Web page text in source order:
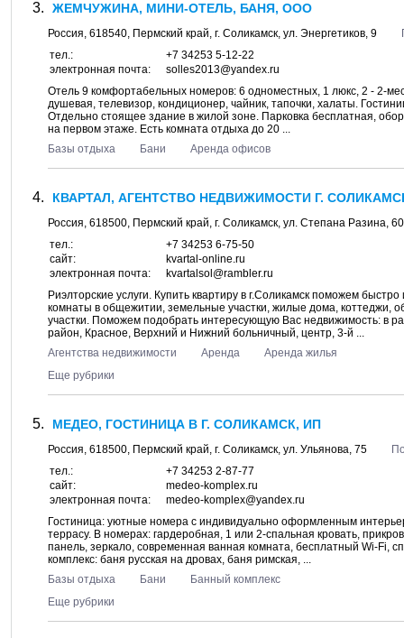
ЖЕМЧУЖИНА, МИНИ-ОТЕЛЬ, БАНЯ, ООО
Россия, 618540, Пермский край, г. Соликамск, ул. Энергетиков, 9
тел.:
+7 34253 5-12-22
электронная почта:
solles2013@yandex.ru
Отель 9 комфортабельных номеров: 6 одноместных, 1 люкс, 2 - 2-
душевая, телевизор, кондиционер, чайник, тапочки, халаты.
Отдельно стоящее здание в жилой зоне. Парковка бесплатная,
на первом этаже. Есть комната отдыха до 20 ...
Базы отдыха
Бани Аренда офисов
КВАРТАЛ, АГЕНТСТВО НЕДВИЖИМОСТИ Г.
Россия, 618500, Пермский край, г. Соликамск, ул. Степана Разина, 60
тел.:
+7 34253 6-75-50
сайт:
kvartal-online.ru
электронная почта:
kvartalsol@rambler.ru
Риэлторские услуги. Купить квартиру в г.Соликамск поможем
комнаты в общежитии, земельные участки, жилые дома, коттеджи,
участки. Поможем подобрать интересующую Вас недвижимость: в
район, Красное, Верхний и Нижний больничный, центр, 3-й ...
Агентства недвижимости
Аренда
Аренда жилья
Еще рубрики
МЕДЕО, ГОСТИНИЦА В Г. СОЛИКАМСК, ИП
Россия, 618500, Пермский край, г. Соликамск, ул. Ульянова, 75
тел.:
+7 34253 2-87-77
сайт:
medeo-komplex.ru
электронная почта:
medeo-komplex@yandex.ru
Гостиница: уютные номера с индивидуально оформленным
террасу. В номерах: гардеробная, 1 или 2-спальная кровать,
панель, зеркало, современная ванная комната, бесплатный Wi-
комплекс: баня русская на дровах, баня римская, ...
Базы отдыха
Бани
Банный комплекс
Еще рубрики